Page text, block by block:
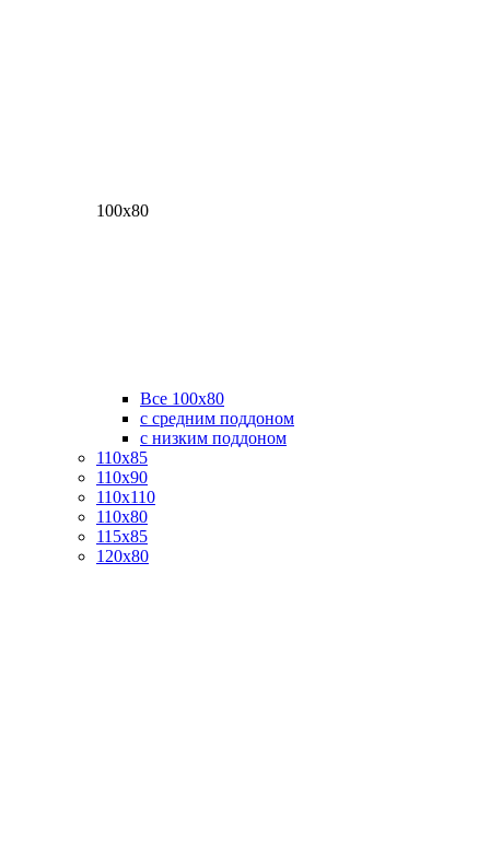
100х80
Все 100х80
с средним поддоном
с низким поддоном
110х85
110х90
110х110
110х80
115х85
120х80